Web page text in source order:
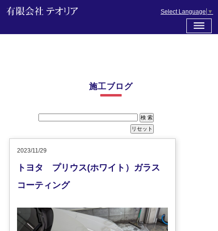
Select Language ▼
施工ブログ
2023/11/29
トヨタ プリウス(ホワイト）ガラス
コーティング